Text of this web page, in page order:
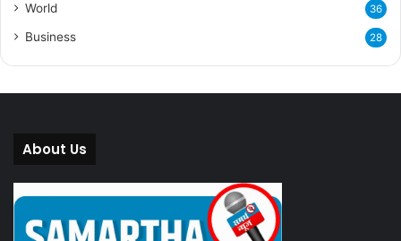
World 36
Business 28
About Us